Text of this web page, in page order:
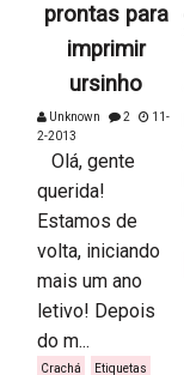
prontas para
imprimir
ursinho
Unknown 2
11-
2-2013
Olá, gente
querida!
Estamos de
volta, iniciando
mais um ano
letivo! Depois
do m...
Crachá Etiquetas